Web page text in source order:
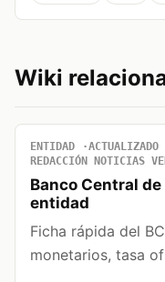
Wiki
ENTIDAD
REDACCIÓN NOTICIAS
Banco Central
entidad
Ficha rápida del
monetarios, tasa